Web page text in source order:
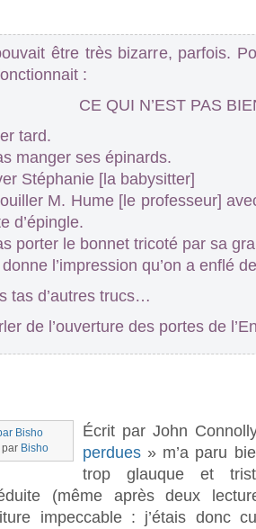
être très bizarre, parfois.
:
CE QUI N’EST PAS
tard.
manger ses épinards.
Stéphanie [la babysitter]
M. Hume [le professeur]
d’épingle.
porter le bonnet tricoté par sa
l’impression qu’on a enflé
tas d’autres trucs…
de l’ouverture des portes de
Bisho
Écrit par John
perdues » m’a paru
trop glauque et
(même après deux
impeccable : j’étais donc